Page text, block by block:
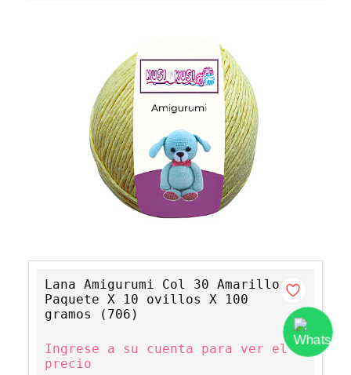
Lana Amigurumi Col 30 Amarillo
Paquete X 10 ovillos X 100
gramos (706)
Ingrese a su cuenta para ver el
precio